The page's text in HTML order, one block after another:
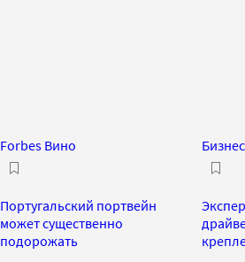
Forbes Вино
Португальский портвейн
может существенно
подорожать
Бизнес